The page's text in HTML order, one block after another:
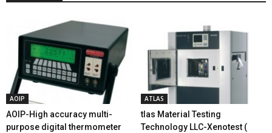
AOIP
AOIP-High accuracy multi-
purpose digital thermometer
ATLAS
tlas Material Testing
Technology LLC-Xenotest (